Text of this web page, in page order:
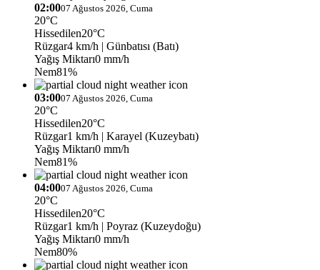
02:0007 Ağustos 2026, Cuma
20°C
Hissedilen20°C
Rüzgar4 km/h | Günbatısı (Batı)
Yağış Miktarı0 mm/h
Nem81%
03:0007 Ağustos 2026, Cuma
20°C
Hissedilen20°C
Rüzgar1 km/h | Karayel (Kuzeybatı)
Yağış Miktarı0 mm/h
Nem81%
04:0007 Ağustos 2026, Cuma
20°C
Hissedilen20°C
Rüzgar1 km/h | Poyraz (Kuzeydoğu)
Yağış Miktarı0 mm/h
Nem80%